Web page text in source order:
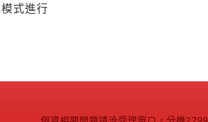
式進行